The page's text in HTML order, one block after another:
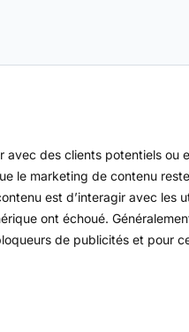
des clients potentiels
le marketing de contenu
est d’interagir avec les
ont échoué.
de publicités et pour